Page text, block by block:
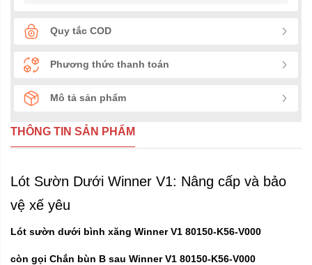
Quy tắc COD
Phương thức thanh toán
Mô tả sản phẩm
THÔNG TIN SẢN PHẨM
Lót Sườn Dưới Winner V1: Nâng cấp và bảo
vệ xế yêu
Lót sườn dưới bình xăng Winner V1 80150-K56-V000
còn gọi Chắn bùn B sau Winner V1 80150-K56-V000